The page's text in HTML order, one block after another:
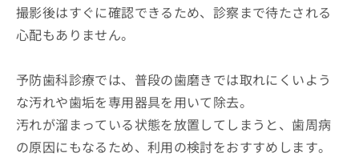
撮影後はすぐに確認できるため、診察まで待たされる
心配もありません。
予防歯科診療では、普段の歯磨きでは取れにくいよう
な汚れや歯垢を専用器具を用いて除去。
汚れが溜まっている状態を放置してしまうと、歯周病
の原因にもなるため、利用の検討をおすすめします。